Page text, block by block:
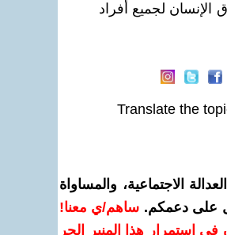
الإنسان لجميع أفراد
Translate the
الاجتماعية، والمساواة
على دعمكم. ساهم/ي معنا!
في استمرار هذا المنبر الحر